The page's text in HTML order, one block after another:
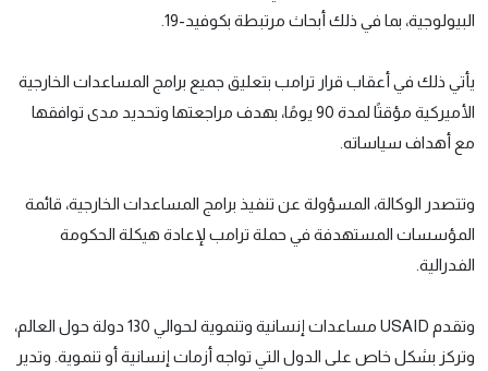
البيولوجية، بما في ذلك أبحاث مرتبطة بكوفيد-19.
يأتي ذلك في أعقاب قرار ترامب بتعليق جميع برامج المساعدات الخارجية
الأميركية مؤقتًا لمدة 90 يومًا، بهدف مراجعتها وتحديد مدى توافقها
مع أهداف سياساته.
وتتصدر الوكالة، المسؤولة عن تنفيذ برامج المساعدات الخارجية، قائمة
المؤسسات المستهدفة في حملة ترامب لإعادة هيكلة الحكومة
الفدرالية.
وتقدم USAID مساعدات إنسانية وتنموية لحوالي 130 دولة حول العالم،
وتركز بشكل خاص على الدول التي تواجه أزمات إنسانية أو تنموية. وتدير